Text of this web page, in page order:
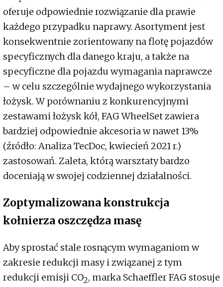
oferuje odpowiednie rozwiązanie dla prawie
każdego przypadku naprawy. Asortyment jest
konsekwentnie zorientowany na flotę pojazdów
specyficznych dla danego kraju, a także na
specyficzne dla pojazdu wymagania naprawcze
– w celu szczególnie wydajnego wykorzystania
łożysk. W porównaniu z konkurencyjnymi
zestawami łożysk kół, FAG WheelSet zawiera
bardziej odpowiednie akcesoria w nawet 13%
(źródło: Analiza TecDoc, kwiecień 2021 r.)
zastosowań. Zaleta, którą warsztaty bardzo
doceniają w swojej codziennej działalności.
Zoptymalizowana konstrukcja
kołnierza oszczędza masę
Aby sprostać stale rosnącym wymaganiom w
zakresie redukcji masy i związanej z tym
redukcji emisji CO2, marka Schaeffler FAG stosuje